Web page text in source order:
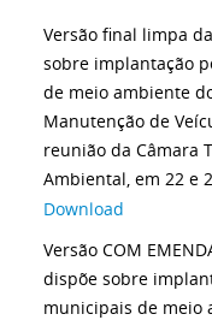
Versão final limpa
sobre implantação
de meio ambiente
Manutenção de
reunião da Câmara
Ambiental, em 22 e
Download
Versão COM
dispõe sobre
municipais de meio